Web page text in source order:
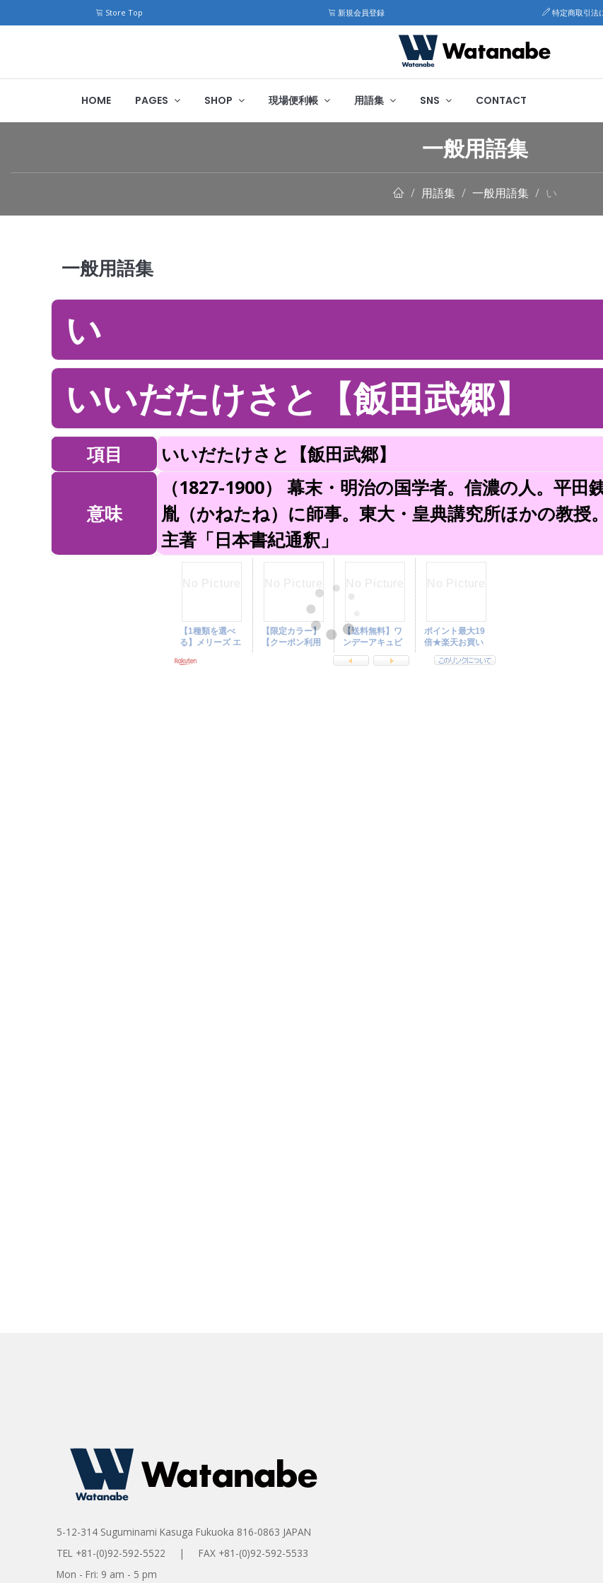
Store Top 新規会員登録 特定商取引法
HOME PAGES SHOP 現場便利帳 用語集 SNS CONTACT
一般用語集
用語集 一般用語集 い
一般用語集
い
いいだたけさと【飯田武郷】
項目 いいだたけさと【飯田武郷】
意味
（1827-1900） 幕末・明治の国学者。信濃の人。平田
胤（かねたね）に師事。東大・皇典講究所ほかの教授。
主著「日本書紀通釈」
5-12-314 Suguminami Kasuga Fukuoka 816-0863 JAPAN
TEL +81-(0)92-592-5522 | FAX +81-(0)92-592-5533
Mon - Fri: 9 am - 5 pm